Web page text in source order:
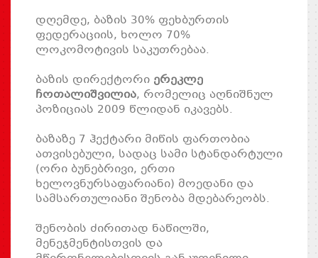
დღემდე, ბაზის 30% ფეხბურთის
ფედერაციის, ხოლო 70%
ლოკომოტივის საკუთრებაა.
ბაზის დირექტორი ერეკლე
ჩოთალიშვილია, რომელიც აღნიშნულ
პოზიციას 2009 წლიდან იკავებს.
ბაზაზე 7 ჰექტარი მიწის ფართობია
ათვისებული, სადაც სამი სტანდარტული
(ორი ბუნებრივი, ერთი
ხელოვნურსაფარიანი) მოედანი და
სამსართულიანი შენობა მდებარეობს.
შენობის ძირითად ნაწილში,
მენეჯმენტისთვის და